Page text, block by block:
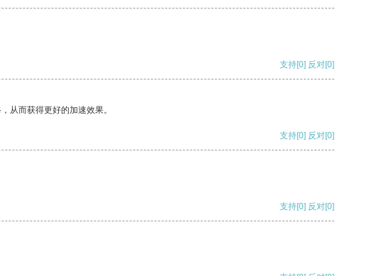
支持[0] 反对[0]
从而获得更好的加速效果。
支持[0] 反对[0]
支持[0] 反对[0]